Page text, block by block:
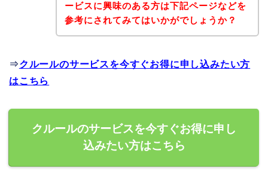
ービスに興味のある方は下記ページなどを
参考にされてみてはいかがでしょうか？
⇒クルールのサービスを今すぐお得に申し込みたい方
はこちら
クルールのサービスを今すぐお得に申し
込みたい方はこちら